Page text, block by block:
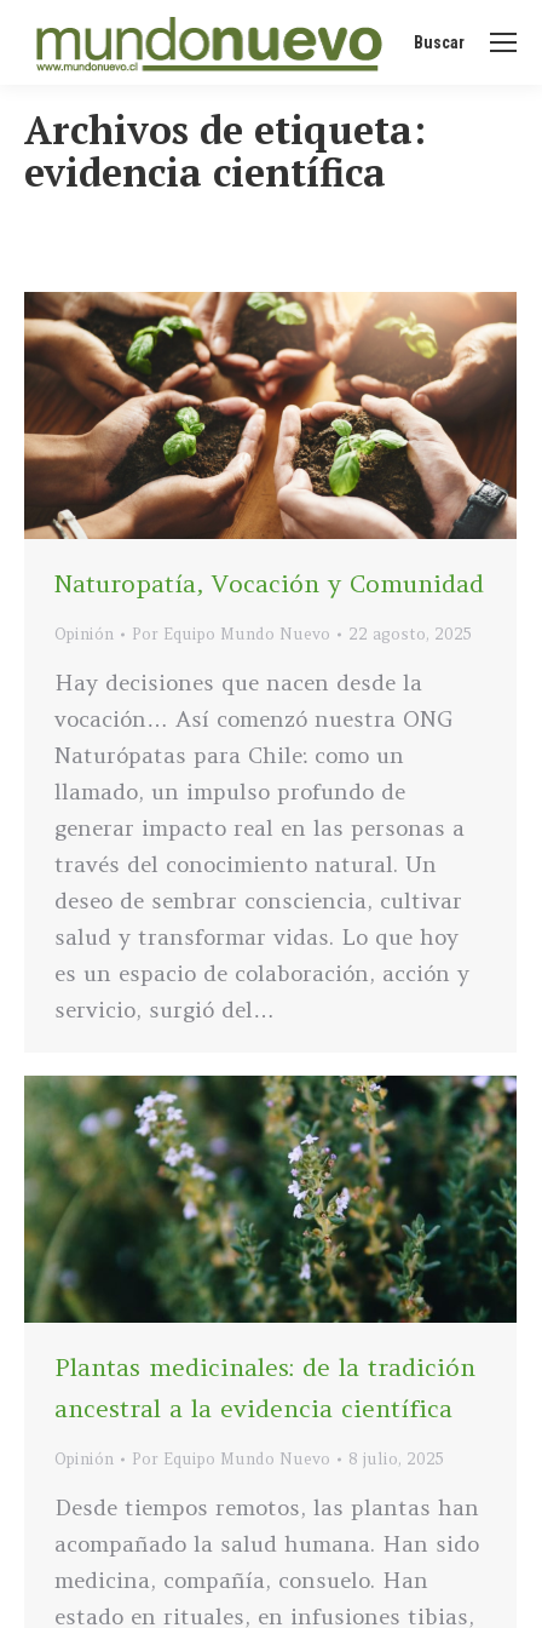
Buscar:
Buscar
Archivos de etiqueta:
evidencia científica
Naturopatía, Vocación y Comunidad
Opinión Por Equipo Mundo Nuevo 22 agosto, 2025
Hay decisiones que nacen desde la
vocación… Así comenzó nuestra ONG
Naturópatas para Chile: como un
llamado, un impulso profundo de
generar impacto real en las personas a
través del conocimiento natural. Un
deseo de sembrar consciencia, cultivar
salud y transformar vidas. Lo que hoy
es un espacio de colaboración, acción y
servicio, surgió del…
Plantas medicinales: de la tradición
ancestral a la evidencia científica
Opinión Por Equipo Mundo Nuevo 8 julio, 2025
Desde tiempos remotos, las plantas han
acompañado la salud humana. Han sido
medicina, compañía, consuelo. Han
estado en rituales, en infusiones tibias,